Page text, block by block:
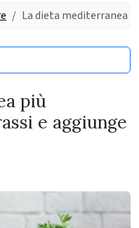
La dieta mediterranea
più
e aggiunge